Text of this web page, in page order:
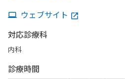
ウェブサイト
対応診療科
内科
診療時間